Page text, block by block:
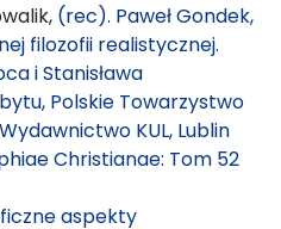
(rec). Paweł Gondek,
filozofii realistycznej.
i Stanisława
Polskie Towarzystwo
KUL, Lublin
Christianae: Tom 52
aspekty